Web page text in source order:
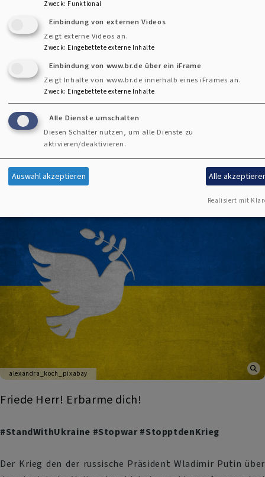
First page
Anfang ‹ vorherige Seite … 9 10 11
Seite Aktuelle Seite
13 Seite
14 Seite
15 Seite
16 Seite
17 … Weiter >
Last page
»
alexandra_koch_pixabay
Friede Herr! Erbarme dich!
#StandWithUkraine #Stopwar #StopptdenKrieg
Der Krieg den der russische Präsident Wladimir Putin über
Zweck: Funktional
Einbindung von externen Videos
Zeigt externe Videos an.
Zweck: Eingebettete externe Inhalte
Einbindung von www.br.de über ein iFrame
Zeigt Inhalte von www.br.de innerhalb eines iFrames an.
Zweck: Eingebettete externe Inhalte
Alle Dienste umschalten
Diesen Schalter nutzen, um alle Dienste zu
aktivieren/deaktivieren.
Auswahl akzeptieren Alle
Realisiert mit